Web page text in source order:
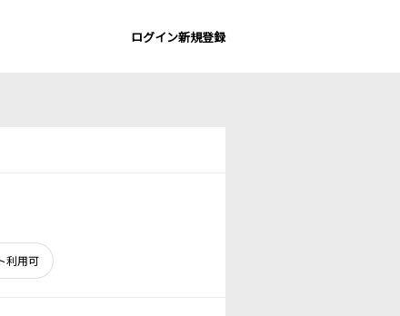
ログイン新規登録
利用可